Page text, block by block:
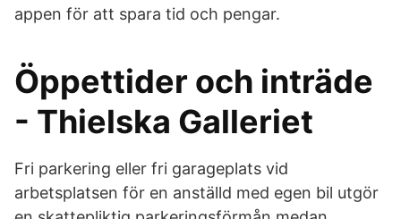
appen för att spara tid och pengar.
Öppettider och inträde
- Thielska Galleriet
Fri parkering eller fri garageplats vid
arbetsplatsen för en anställd med egen bil utgör